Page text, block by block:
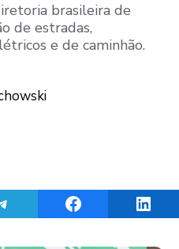
brasileira de
de estradas,
e de caminhão.
Share on TelegramShare on Facebook